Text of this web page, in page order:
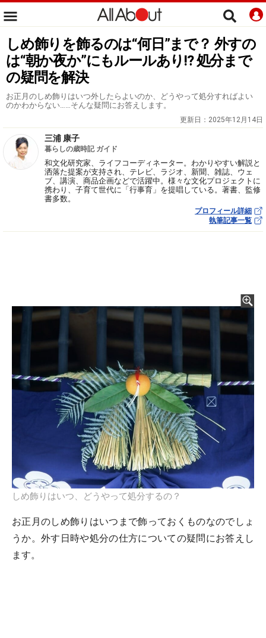
しめ飾りを飾るのは“何日”まで？ 外すの
は“朝か夜か”にもルールあり!? 処分まで
の疑問を解決
お正月のしめ飾りはいつ外したらよいのか、どうやって処分すればよい
のかわからない……そんな疑問にお答えします。
更新日： 2025年12月14日
三浦 康子
暮らしの歳時記 ガイド
和文化研究家、ライフコーディネーター。わかりやすい解説と
洒落た提案が支持され、テレビ、ラジオ、新聞、雑誌、ウェ
ブ、講演、商品企画などで活躍中。様々な文化プロジェクトに
携わり、子育て世代に「行事育」を提唱している。著書、監修
書多数。
プロフィール詳細
執筆記事一覧
しめ飾りはいつ、どうやって処分するの？
お正月のしめ飾りはいつまで飾っておくものなのでしょ
うか。外す日時や処分の仕方についての疑問にお答えし
ます。